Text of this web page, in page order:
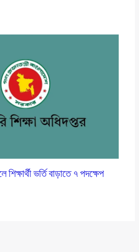
ভর্তি বাড়াতে ৭ পদক্ষেপ